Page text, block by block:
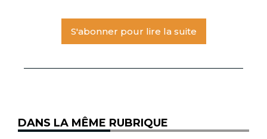
S'abonner pour lire la suite
DANS LA MÊME RUBRIQUE